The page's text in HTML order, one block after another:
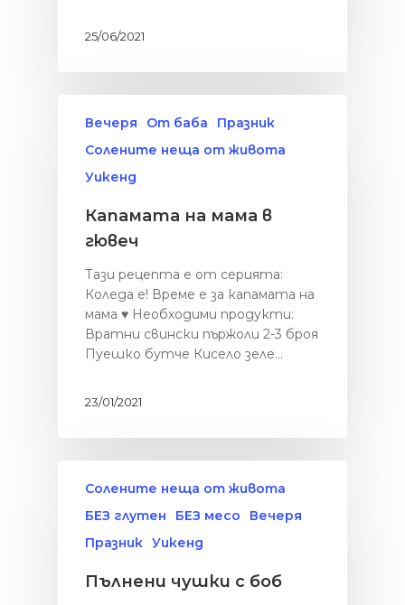
25/06/2021
Вечеря От баба
Празник
Солените неща от живота
Уикенд
Капамата на мама в
гювеч
Тази рецепта е от серията:
Коледа е! Време е за капамата на
мама ♥ Необходими продукти:
Вратни свински пържоли 2-3 броя
Пуешко бутче Кисело зеле…
23/01/2021
Солените неща от живота
БЕЗ глутен
БЕЗ месо
Вечеря
Празник Уикенд
Пълнени чушки с боб